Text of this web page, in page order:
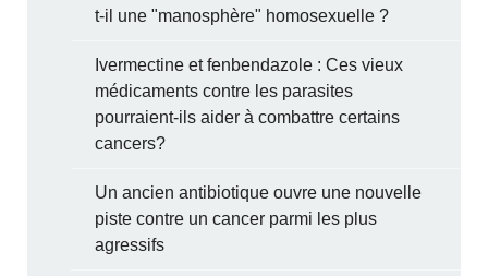
t-il une "manosphère" homosexuelle ?
Ivermectine et fenbendazole : Ces vieux
médicaments contre les parasites
pourraient-ils aider à combattre certains
cancers?
Un ancien antibiotique ouvre une nouvelle
piste contre un cancer parmi les plus
agressifs